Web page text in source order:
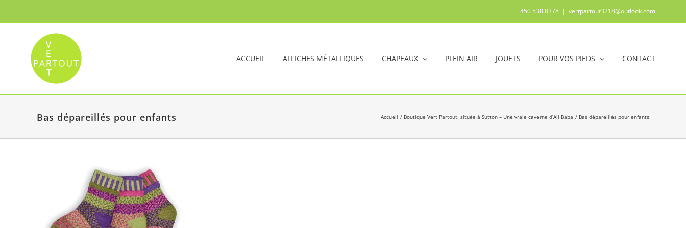
au
450 538 8378 | vertpartout3218@outlook.com
ACCUEIL AFFICHES MÉTALLIQUES CHAPEAUX PLEIN AIR JOUETS POUR VOS PIEDS CONTACT
Bas dépareillés pour enfants Accueil Boutique Vert Partout, située à Sutton – Une vraie caverne d’Ali Baba Bas dépareillés pour enfants